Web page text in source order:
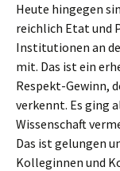
Heute hingegen
reichlich Etat und
Institutionen an
mit. Das ist ein
Respekt-Gewinn,
verkennt. Es ging
Wissenschaft
Das ist gelungen
Kolleginnen und